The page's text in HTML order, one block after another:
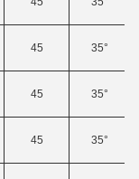
45 35°
45 35°
45 35°